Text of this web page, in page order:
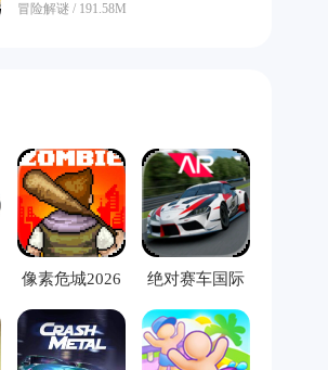
冒险解谜 / 191.58M
像素危城2026
绝对赛车国际
服